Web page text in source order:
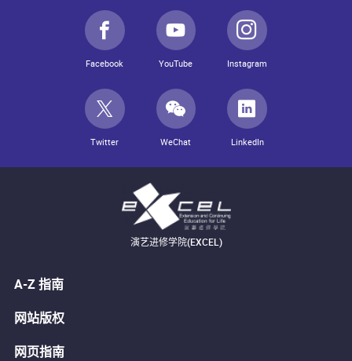
Facebook YouTube Instagram
Twitter WeChat LinkedIn
演艺进修学院(EXCEL)
A-Z 指南
网站版权
网页指南